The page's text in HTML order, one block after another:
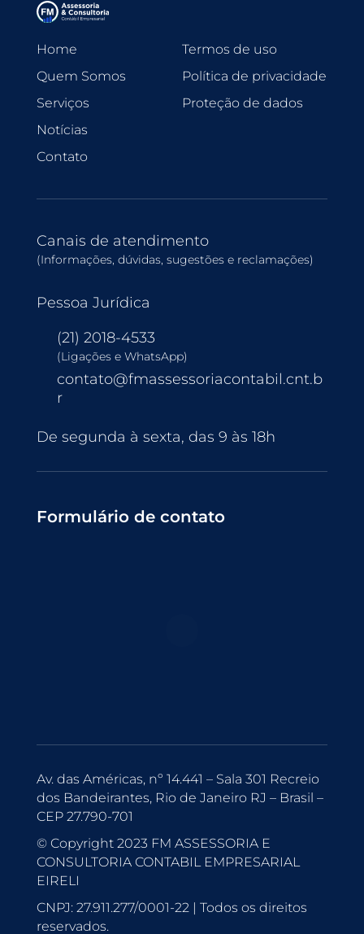
Home
Quem Somos
Serviços
Notícias
Contato
Termos de uso
Política de privacidade
Proteção de dados
Canais de atendimento
(Informações, dúvidas, sugestões e reclamações)
Pessoa Jurídica
(21) 2018-4533
(Ligações e WhatsApp)
contato@fmassessoriacontabil.cnt.b
r
De segunda à sexta, das 9 às 18h
Formulário de contato
Av. das Américas, nº 14.441 – Sala 301 Recreio
dos Bandeirantes, Rio de Janeiro RJ – Brasil –
CEP 27.790-701
© Copyright 2023 FM ASSESSORIA E
CONSULTORIA CONTABIL EMPRESARIAL
EIRELI
CNPJ: 27.911.277/0001-22 | Todos os direitos
reservados.